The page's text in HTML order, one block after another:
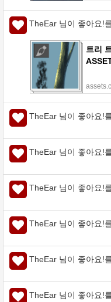
TheEar 님이 좋아요!
트리
TheEar 님이 좋아요!
TheEar 님이 좋아요!
퍼 블
TheEar 님이 좋아요!